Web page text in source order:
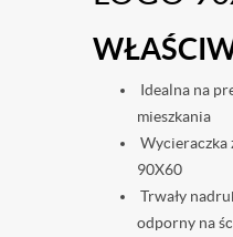
Idealna na
mieszkania
Wycieraczka
90X60
Trwały
odporny na